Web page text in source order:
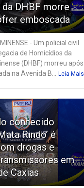
DHBF morre
emboscada
- Um policial civil
de Homicídios da
(DHBF) morreu após
na Avenida B...
Leia Mais
conhecido
Rindo’ é
drogas e
em
Caxias